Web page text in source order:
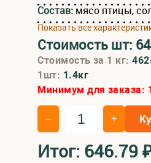
Состав: мясо птицы,
Показать все
Стоимость шт:
Стоимость за 1 кг:
1шт: 1.4кг
Минимум для заказа:
– +
Итог: 646.79